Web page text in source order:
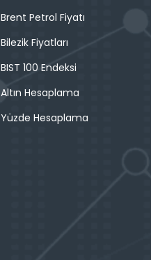
Brent Petrol Fiyatı
Bilezik Fiyatları
BIST 100 Endeksi
Altın Hesaplama
Yüzde Hesaplama